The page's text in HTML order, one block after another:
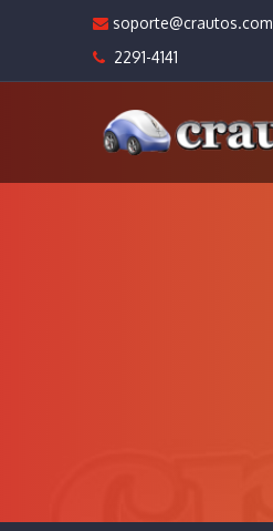
soporte@crautos.com
2291-4141